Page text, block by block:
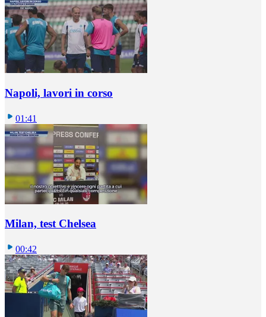
Napoli, lavori in corso
01:41
Milan, test Chelsea
00:42